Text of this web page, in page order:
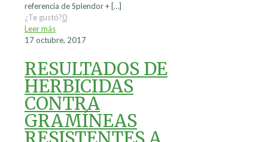
referencia de Splendor + […]
¿Te gustó?0
Leer más
17 octubre, 2017
RESULTADOS DE
HERBICIDAS
CONTRA
GRAMÍNEAS